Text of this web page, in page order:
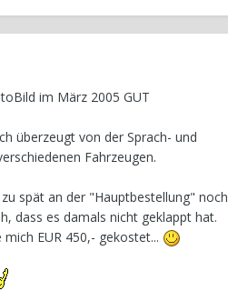
im März 2005 GUT
überzeugt von der Sprach- und
Fahrzeugen.
spät an der "Hauptbestellung" noch
dass es damals nicht geklappt hat.
EUR 450,- gekostet...